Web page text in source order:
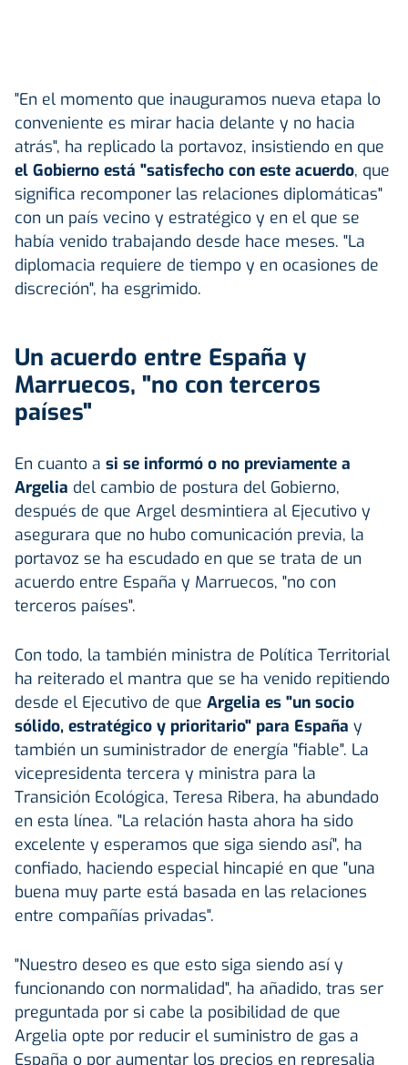
"En el momento que inauguramos nueva etapa lo
conveniente es mirar hacia delante y no hacia
atrás", ha replicado la portavoz, insistiendo en que
el Gobierno está "satisfecho con este acuerdo, que
significa recomponer las relaciones diplomáticas"
con un país vecino y estratégico y en el que se
había venido trabajando desde hace meses. "La
diplomacia requiere de tiempo y en ocasiones de
discreción", ha esgrimido.
Un acuerdo entre España y
Marruecos, "no con terceros
países"
En cuanto a si se informó o no previamente a
Argelia del cambio de postura del Gobierno,
después de que Argel desmintiera al Ejecutivo y
asegurara que no hubo comunicación previa, la
portavoz se ha escudado en que se trata de un
acuerdo entre España y Marruecos, "no con
terceros países".
Con todo, la también ministra de Política Territorial
ha reiterado el mantra que se ha venido repitiendo
desde el Ejecutivo de que Argelia es "un socio
sólido, estratégico y prioritario" para España y
también un suministrador de energía "fiable". La
vicepresidenta tercera y ministra para la
Transición Ecológica, Teresa Ribera, ha abundado
en esta línea. "La relación hasta ahora ha sido
excelente y esperamos que siga siendo así", ha
confiado, haciendo especial hincapié en que "una
buena muy parte está basada en las relaciones
entre compañías privadas".
"Nuestro deseo es que esto siga siendo así y
funcionando con normalidad", ha añadido, tras ser
preguntada por si cabe la posibilidad de que
Argelia opte por reducir el suministro de gas a
España o por aumentar los precios en represalia